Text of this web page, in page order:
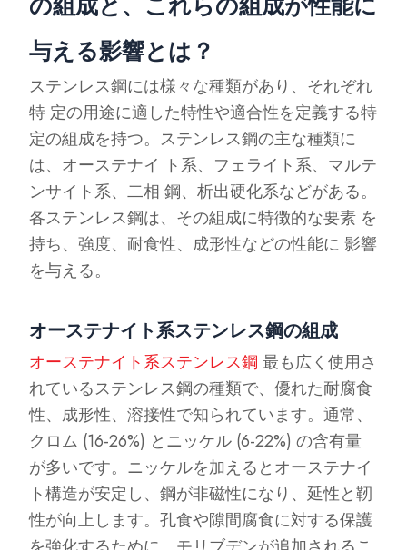
与える影響とは？
ステンレス鋼には様々な種類があり、それぞれ
特 定の用途に適した特性や適合性を定義する特
定の組成を持つ。ステンレス鋼の主な種類に
は、オーステナイ ト系、フェライト系、マルテ
ンサイト系、二相 鋼、析出硬化系などがある。
各ステンレス鋼は、その組成に特徴的な要素 を
持ち、強度、耐食性、成形性などの性能に 影響
を与える。
オーステナイト系ステンレス鋼の組成
オーステナイト系ステンレス鋼 最も広く使用さ
れているステンレス鋼の種類で、優れた耐腐食
性、成形性、溶接性で知られています。通常、
クロム (16-26%) とニッケル (6-22%) の含有量
が多いです。ニッケルを加えるとオーステナイ
ト構造が安定し、鋼が非磁性になり、延性と靭
性が向上します。孔食や隙間腐食に対する保護